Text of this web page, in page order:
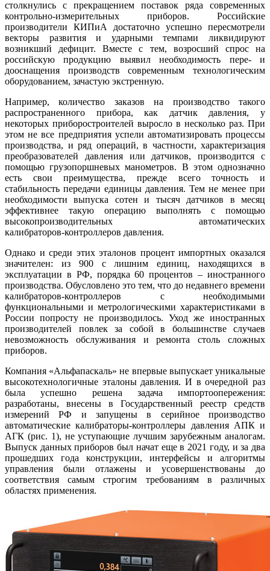
столкнулись с прекращением поставок ря­да современных
контрольно-измерительных приборов. Российские
производители КИПиА достаточно успешно пересмотрели
векторы развития и ударными темпами ликвидируют
возникший дефицит. Вместе с тем, возросший спрос на
российскую продукцию выявил необходимость пере- и
дооснащения производств современным технологическим
оборудованием, зачастую экстренную.
Например, количество заказов на производство такого
распространенного прибора, как датчик давления, у
некоторых приборостроителей выросло в несколько раз. При
этом не все предприятия успели автоматизировать процессы
производства, и ряд операций, в частности, характеризация
преобразователей давления или датчиков, производится с
помощью грузопоршневых манометров. В этом однозначно
есть свои преимущества, прежде всего точность и
стабильность передачи единицы давления. Тем не менее при
необходимости выпуска сотен и тысяч датчиков в месяц
эффективнее такую операцию выполнять с помощью
высокопроизводительных автоматических
калибраторов‑контроллеров давления.
Однако и среди этих эталонов процент импортных оказался
значителен: из 900 с лишним единиц, находящихся в
эксплуатации в РФ, порядка 60 процентов – иностранного
производства. Обусловлено это тем, что до недавнего времени
калибраторов‑контроллеров с необходимыми
функциональными и метрологическими характеристиками в
России попросту не производилось. Уход же иностранных
производителей повлек за собой в большинстве случаев
невозможность обслуживания и ремонта столь сложных
приборов.
Компания «Альфапаскаль» не впервые выпускает уникальные
высокотехнологичные эталоны давления. И в очередной раз
бы­ла успешно решена задача импортоопережения:
разработаны, внесены в Государственный реестр средств
измерений РФ и запущены в серийное производство
автоматические ка­либ­ра­то­ры-конт­рол­ле­ры давления АПК и
АГК (рис. 1), не уступающие лучшим зарубежным аналогам.
Выпуск данных приборов был начат еще в 2021 го­ду, и за два
прошедших го­да конструкции, интерфейсы и алгоритмы
управления бы­ли отлажены и усовершенствованы до
соответствия самым строгим требованиям в различных
областях применения.